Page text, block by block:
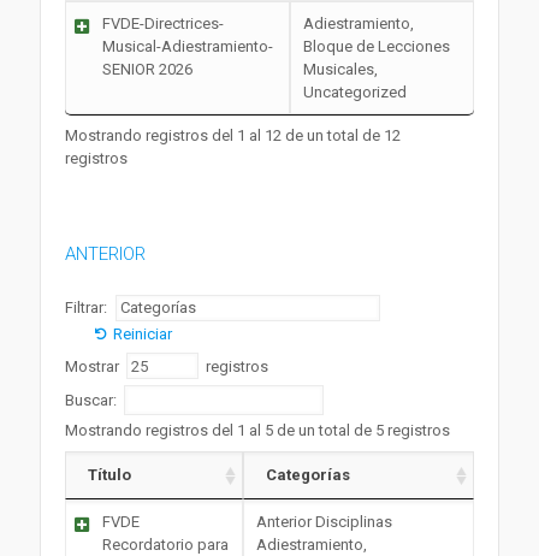
FVDE-Directrices-
Musical-Adiestramiento-
SENIOR 2026
Adiestramiento,
Bloque de Lecciones
Musicales,
Uncategorized
Mostrando registros del 1 al 12 de un total de 12
registros
ANTERIOR
Filtrar:
Reiniciar
Mostrar
registros
Buscar:
Mostrando registros del 1 al 5 de un total de 5 registros
Título Categorías
FVDE
Recordatorio para
Anterior Disciplinas
Adiestramiento,